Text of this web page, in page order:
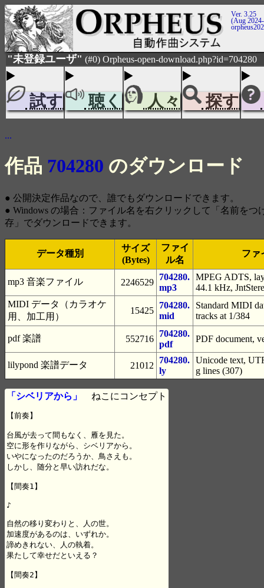
Ver. 3.25
(Aug
"未登録ユーザ" (#0) Orpheus-open-download.php?id=704280
試す 聴く 人々 探す
...
作品 704280 のダウンロード
● 公開決定作品なので、誰でもダウンロードできます。
● Windows の場合：ファイル名を右クリックして「名前をつ
存」でダウンロードできます。
データ種別
サイズ
(Bytes)
ファイ
ル名
ファ
mp3 音楽ファイル 2246529
704280.
mp3
MPEG ADTS,
44.1 kHz,
MIDI データ（カラオケ
用、加工用）
15425
704280.
mid
Standard MIDI
tracks at 1/384
pdf 楽譜 552716
704280.
pdf
PDF document,
lilypond 楽譜データ 21012
704280.
ly
Unicode text,
g lines (307)
「シベリアから」 ねこにコンセプト
【前奏】
台風が去って間もなく、雁を見た。
空に形を作りながら、シベリアから。
いやになったのだろうか、鳥さえも。
しかし、随分と早い訪れだな。
【間奏1】
♪
自然の移り変わりと、人の世。
加速度があるのは、いずれか。
諦めきれない、人の執着。
果たして幸せだといえる？
【間奏2】